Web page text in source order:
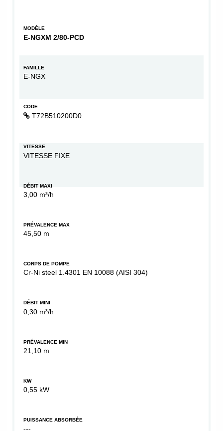
MODÈLE
E-NGXM 2/80-PCD
FAMILLE
E-NGX
CODE
T72B510200D0
VITESSE
VITESSE FIXE
DÉBIT MAXI
3,00 m³/h
PRÉVALENCE MAX
45,50 m
CORPS DE POMPE
Cr-Ni steel 1.4301 EN 10088 (AISI 304)
DÉBIT MINI
0,30 m³/h
PRÉVALENCE MIN
21,10 m
KW
0,55 kW
PUISSANCE ABSORBÉE
---